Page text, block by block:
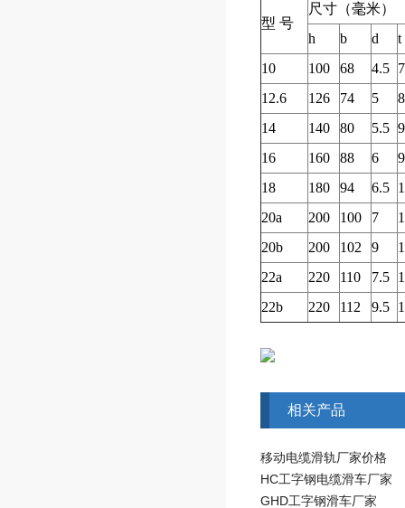
型 号
尺寸（毫米）
h
b d
t
10
100 68 4.5
12.6
126 74 5
14
140 80 5.5
16
160 88 6
18
180 94 6.5
20a
200 100 7
20b
200 102 9
22a
220 110 7.5
22b
220 112 9.5
相关产品
移动电缆滑轨厂家价格
HC工字钢电缆滑车厂家
GHD工字钢滑车厂家